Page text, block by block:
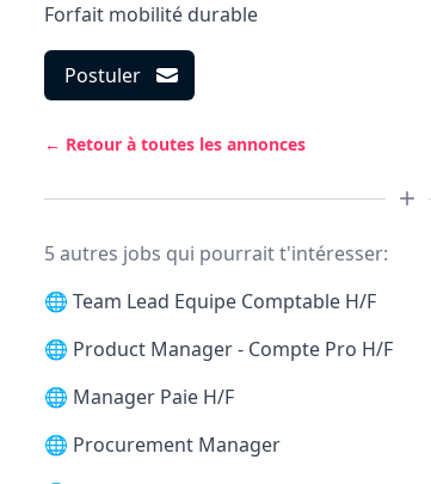
Forfait mobilité durable
Postuler
← Retour à toutes les annonces
5 autres jobs qui pourrait t'intéresser:
🌐 Team Lead Equipe Comptable H/F
🌐 Product Manager - Compte Pro H/F
🌐 Manager Paie H/F
🌐 Procurement Manager